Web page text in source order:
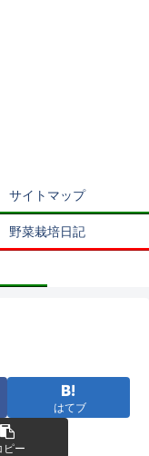
サイトマップ
野菜栽培日記
はてブ
ピー